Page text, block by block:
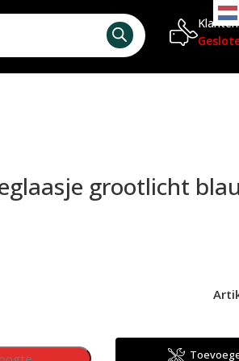
grootlicht